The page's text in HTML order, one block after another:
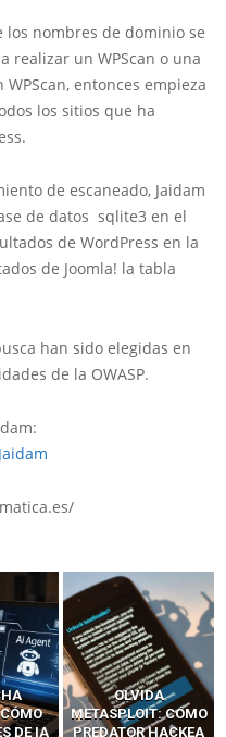
los nombres de dominio se
realizar un WPScan o una
entonces empieza
los sitios que ha
de escaneado, Jaidam
de datos sqlite3 en el
de WordPress en la
de Joomla! la tabla
han sido elegidas en
de la OWASP.
CÓMO
CÓMO LOS HACKERS
INTERCEPTAN OTPS
Y LLAMADAS